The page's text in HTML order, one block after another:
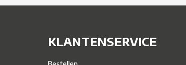
KLANTENSERVICE